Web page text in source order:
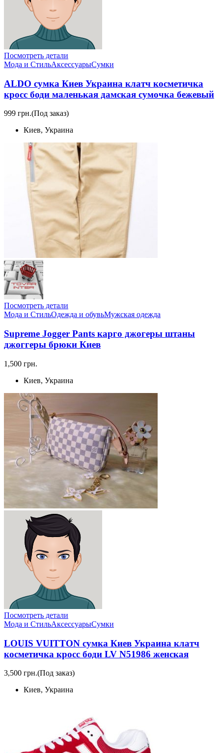
Посмотреть детали
Мода и СтильАксессуарыСумки
ALDO сумка Киев Украина клатч коcметичка
кросс боди маленькая дамская сумочка бежевый
999 грн.(Под заказ)
Киев, Украина
Посмотреть детали
Мода и СтильОдежда и обувьМужская одежда
Supreme Jogger Pants карго джогеры штаны
джоггеры брюки Киев
1,500 грн.
Киев, Украина
Посмотреть детали
Мода и СтильАксессуарыСумки
LOUIS VUITTON сумка Киев Украина клатч
косметичка кросс боди LV N51986 женская
3,500 грн.(Под заказ)
Киев, Украина